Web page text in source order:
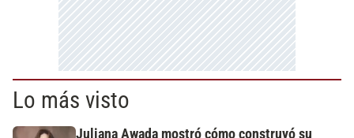
Lo más visto
Juliana Awada mostró cómo construyó su